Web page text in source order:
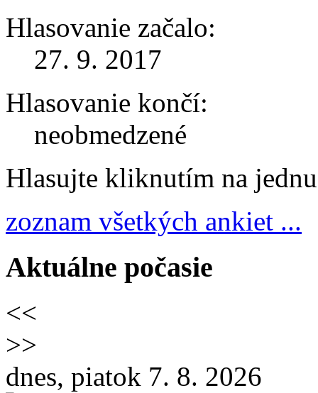
Hlasovanie začalo:
27. 9. 2017
Hlasovanie končí:
neobmedzené
Hlasujte kliknutím na
zoznam všetkých ankiet ...
Aktuálne počasie
<<
>>
dnes, piatok 7. 8. 2026